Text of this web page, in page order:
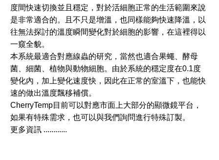
度間快速切換並且穩定，對於活細胞正常的生活範圍來說
是非常適合的。且不只是增溫，也同樣能夠快速降溫，以
往無法探討的溫度瞬間變化對於細胞的影響，在這裡得以
一窺全貌。
本系統最適合對應線蟲的研究，當然也適合果蠅、酵母
菌、細菌、植物與動物細胞。由於系統的穩定度在0.1度
變化內，加上變化速度快，因此在正常的室溫下，也能快
速的做出溫度飄移補償。
CherryTemp目前可以對應市面上大部分的顯微鏡平台，
如果有特殊需求，也可以與我們詢問進行特殊訂製。
更多資訊 ............